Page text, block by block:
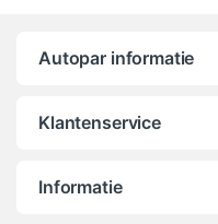
Autopar informatie
Klantenservice
Informatie